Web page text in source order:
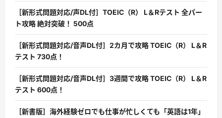
［新形式問題対応/声DL付］TOEIC（R） L＆Rテスト 全パー
ト攻略 絶対突破！ 500点
［新形式問題対応/音声DL付］2カ月で攻略 TOEIC（R） L＆R
テスト 730点！
［新形式問題対応/音声DL付］3週間で攻略 TOEIC（R） L＆R
テスト 600点！
［新書版］海外経験ゼロでも仕事が忙しくても「英語は1年」